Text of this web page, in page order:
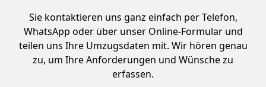
Sie kontaktieren uns ganz einfach per Telefon,
WhatsApp oder über unser Online-Formular und
teilen uns Ihre Umzugsdaten mit. Wir hören genau
zu, um Ihre Anforderungen und Wünsche zu
erfassen.